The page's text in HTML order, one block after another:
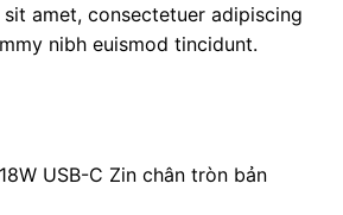
amet, consectetuer adipiscing
nibh euismod tincidunt.
USB-C Zin chân tròn bản